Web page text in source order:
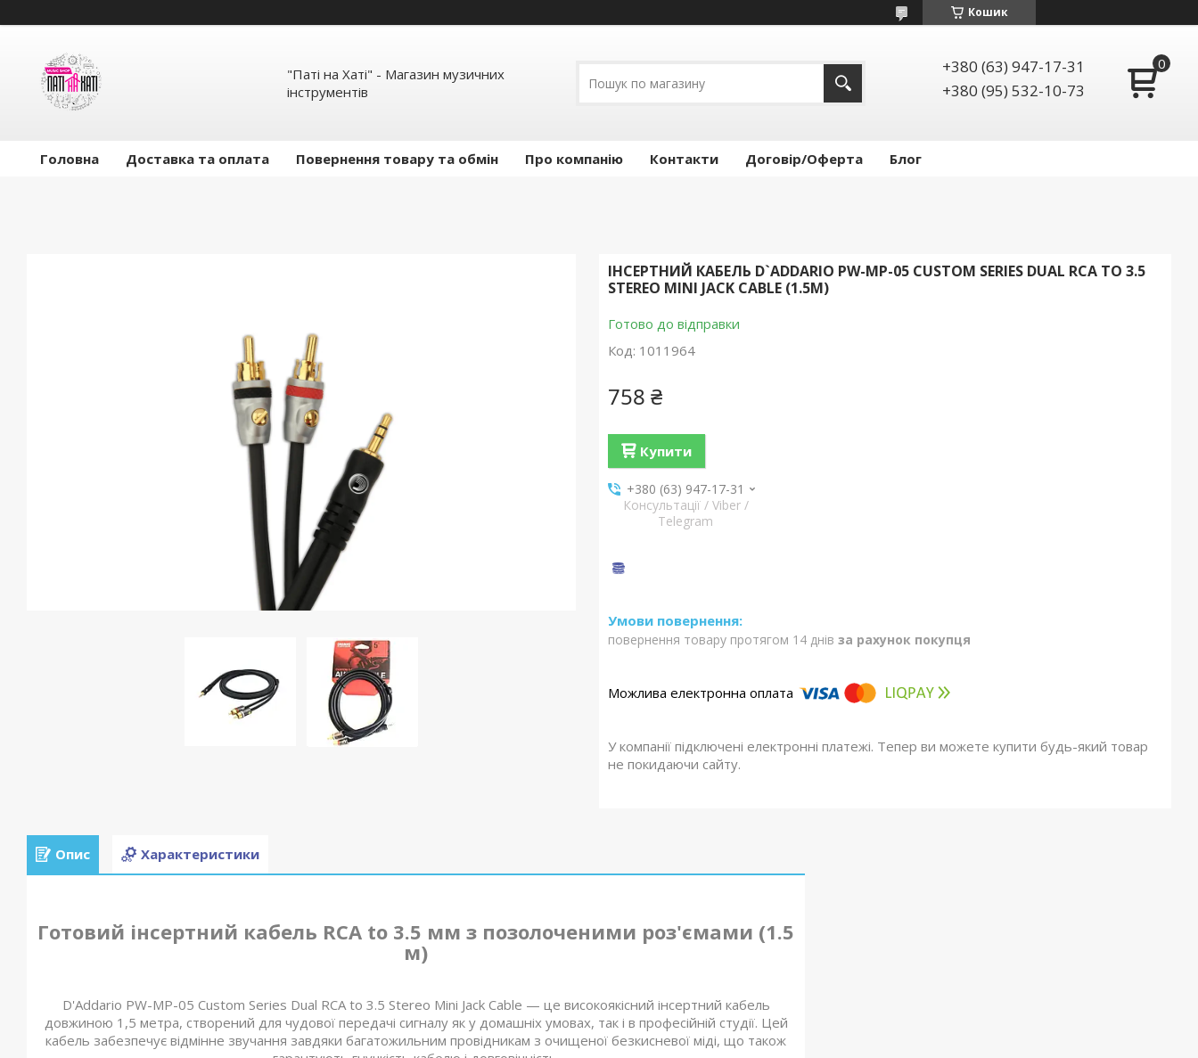
Кошик
"Паті на Хаті" - Магазин музичних
інструментів
+380 (63) 947-17-31
+380 (95) 532-10-73
Головна Доставка та оплата Повернення товару та обмін Про компанію Контакти Договір/Оферта Блог
ІНСЕРТНИЙ КАБЕЛЬ D`ADDARIO PW-MP-05 CUSTOM SERIES DUAL RCA TO 3.5
STEREO MINI JACK CABLE (1.5M)
Готово до відправки
Код: 1011964
758 ₴
Купити
+380 (63) 947-17-31
Консультації / Viber /
Telegram
повернення товару протягом 14 днів за рахунок покупця
У компанії підключені електронні платежі. Тепер ви можете купити будь-який товар
не покидаючи сайту.
Опис Характеристики
Готовий інсертний кабель RCA to 3.5 мм з позолоченими роз'ємами (1.5
м)
D'Addario PW-MP-05 Custom Series Dual RCA to 3.5 Stereo Mini Jack Cable — це високоякісний інсертний кабель
довжиною 1,5 метра, створений для чудової передачі сигналу як у домашніх умовах, так і в професійній студії. Цей
кабель забезпечує відмінне звучання завдяки багатожильним провідникам з очищеної безкисневої міді, що також